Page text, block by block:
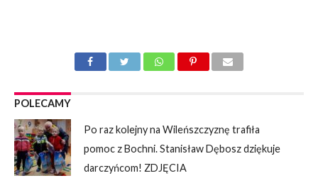
POLECAMY
Po raz kolejny na Wileńszczyznę trafiła
pomoc z Bochni. Stanisław Dębosz dziękuje
darczyńcom! ZDJĘCIA